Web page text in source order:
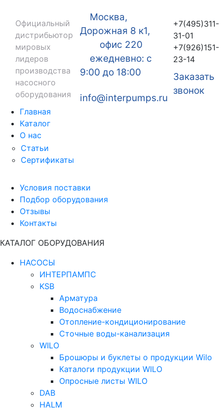
Официальный
дистрибьютор
мировых
лидеров
производства
насосного
оборудования
Москва,
Дорожная 8 к1,
офис 220
ежедневно: с
9:00 до 18:00
info@interpumps.ru
+7(495)311-
31-01
+7(926)151-
23-14
Заказать
звонок
Главная
Каталог
О нас
Статьи
Сертификаты
Условия поставки
Подбор оборудования
Отзывы
Контакты
КАТАЛОГ ОБОРУДОВАНИЯ
НАСОСЫ
ИНТЕРПАМПС
KSB
Арматура
Водоснабжение
Отопление-кондиционирование
Сточные воды-канализация
WILO
Брошюры и буклеты о продукции Wilo
Каталоги продукции WILO
Опросные листы WILO
DAB
HALM